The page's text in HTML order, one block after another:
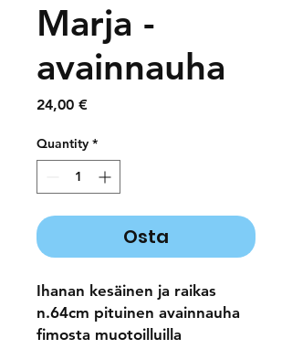
Marja -
avainnauha
24,00 €Price
Quantity *
Osta
Ihanan kesäinen ja raikas
n.64cm pituinen avainnauha
fimosta muotoilluilla